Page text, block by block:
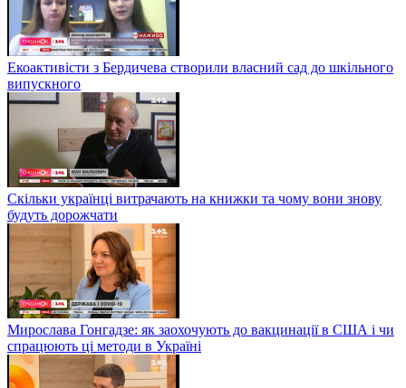
Екоактивісти з Бердичева створили власний сад до шкільного
випускного
Скільки українці витрачають на книжки та чому вони знову
будуть дорожчати
Мирослава Гонгадзе: як заохочують до вакцинації в США і чи
спрацюють ці методи в Україні